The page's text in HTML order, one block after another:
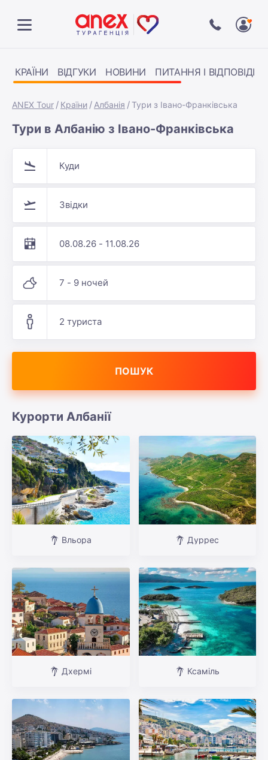
КРАЇНИ ВІДГУКИ НОВИНИ ПИТАННЯ І ВІДПОВІДІ
ANEX Tour Країни Албанія Тури з Івано-Франківська
Тури в Албанію з Івано-Франківська
Куди
Звідки
08.08.26 - 11.08.26
7 - 9 ночей
2 туриста
ПОШУК
Курорти Албанії
Вльора Дуррес
Дхермі Ксаміль